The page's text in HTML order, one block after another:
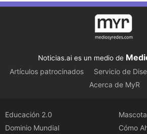
Noticias.ai es un medio de
Artículos patrocinados Servicio de
Acerca de MyR
Educación 2.0
Dominio Mundial
Cómo